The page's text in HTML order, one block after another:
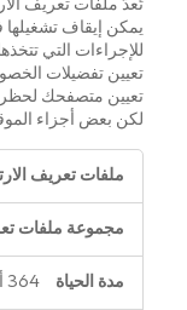
تُعدّ ملفات تعريف
يمكن إيقاف تشغيلها
للإجراءات التي
تعيين تفضيلات
تعيين متصفحك لحظر
لكن بعض أجزاء
ملفات
تعريف
الضرورية
للغاية
364 أيام